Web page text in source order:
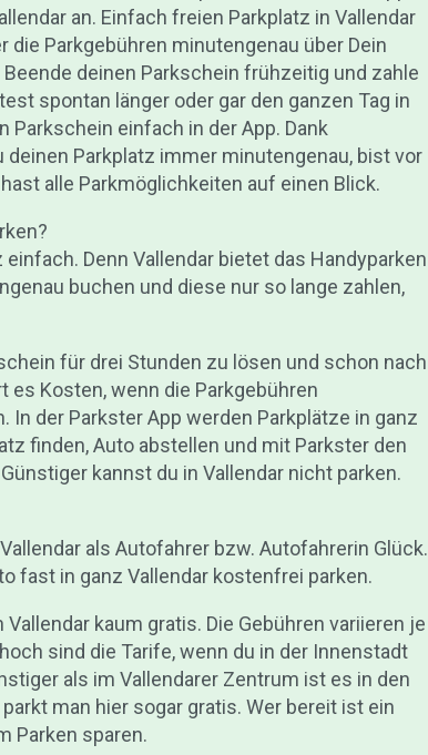
an. Einfach freien Parkplatz in Vallendar
die Parkgebühren minutengenau über Dein
deinen Parkschein frühzeitig und zahle
spontan länger oder gar den ganzen Tag in
Parkschein einfach in der App. Dank
Parkplatz immer minutengenau, bist vor
alle Parkmöglichkeiten auf einen Blick.
Denn Vallendar bietet das Handyparken
buchen und diese nur so lange zahlen,
für drei Stunden zu lösen und schon nach
es Kosten, wenn die Parkgebühren
der Parkster App werden Parkplätze in ganz
finden, Auto abstellen und mit Parkster den
kannst du in Vallendar nicht parken.
als Autofahrer bzw. Autofahrerin Glück.
fast in ganz Vallendar kostenfrei parken.
kaum gratis. Die Gebühren variieren je
sind die Tarife, wenn du in der Innenstadt
als im Vallendarer Zentrum ist es in den
man hier sogar gratis. Wer bereit ist ein
Parken sparen.